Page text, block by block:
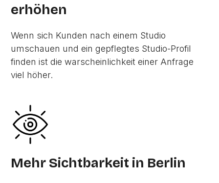
erhöhen
Wenn sich Kunden nach einem Studio
umschauen und ein gepflegtes Studio-Profil
finden ist die warscheinlichkeit einer Anfrage
viel höher.
Mehr Sichtbarkeit in Berlin